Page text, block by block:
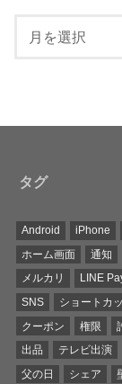
タグ
Android iPhone
ホーム画面
通知
メルカリ
LINE
SNS
ショートカ
クーポン
権限
出品
テレビ出演
父の日
シェア